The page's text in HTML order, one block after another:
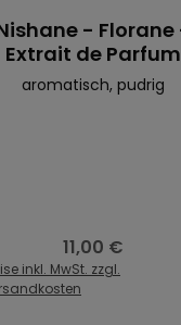
- Florane
Extrait de Parfum
aromatisch, pudrig
Regulärer Preis:
11,00 €
inkl. MwSt. zzgl.